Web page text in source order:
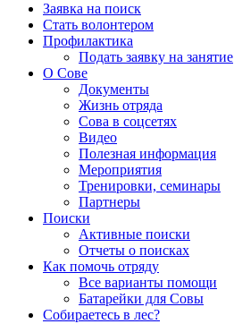
Заявка на поиск
Стать волонтером
Профилактика
Подать заявку на занятие
О Сове
Документы
Жизнь отряда
Сова в соцсетях
Видео
Полезная информация
Мероприятия
Тренировки, семинары
Партнеры
Поиски
Активные поиски
Отчеты о поисках
Как помочь отряду
Все варианты помощи
Батарейки для Совы
Собираетесь в лес?